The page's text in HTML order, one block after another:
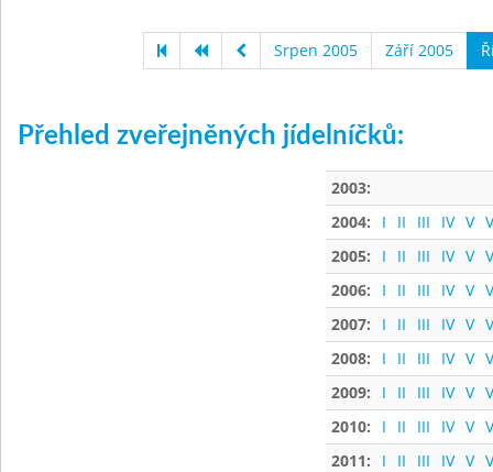
Srpen 2005 Září 2005
Přehled zveřejněných jídelníčků:
2003:
2004:
I II III IV V
2005:
I II III IV V
2006:
I II III IV V
2007:
I II III IV V
2008:
I II III IV V
2009:
I II III IV V
2010:
I II III IV V
2011:
I II III IV V